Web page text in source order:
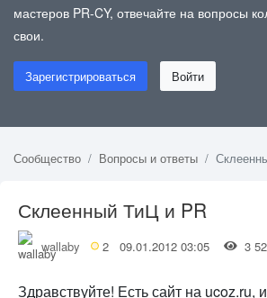
мастеров PR-CY, отвечайте на вопросы
свои.
Зарегистрироваться Войти
Сообщество Вопросы и ответы
Склеенный ТиЦ и PR
wallaby 2 09.01.2012 03:05 3
Здравствуйте! Есть сайт на ucoz.ru,